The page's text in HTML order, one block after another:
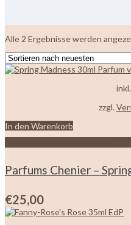
Alle 2 Ergebnisse werden
zzgl.
In den Warenkorb
Parfums Chenier –
€25,00